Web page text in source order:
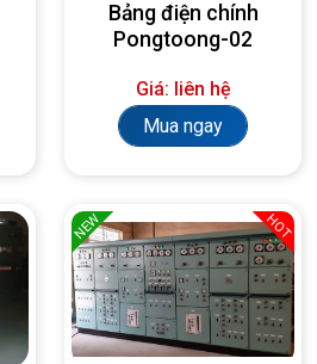
Bảng điện chính
Pongtoong-02
Giá: liên hệ
Mua ngay
NEW HOT